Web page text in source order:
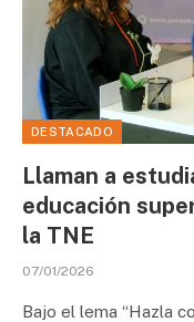
DESTACADO
Llaman a
educación
la TNE
07/01/2026
Bajo el lema “Hazla